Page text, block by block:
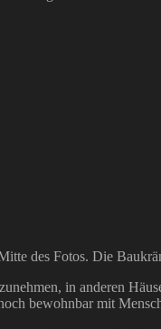
des Fotos. Die
in anderen
bewohnbar mit